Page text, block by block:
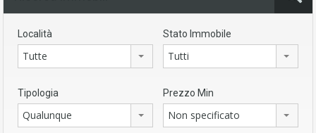
Località
Tutte
Stato Immobile
Tutti
Tipologia
Qualunque
Prezzo Min
Non specificato